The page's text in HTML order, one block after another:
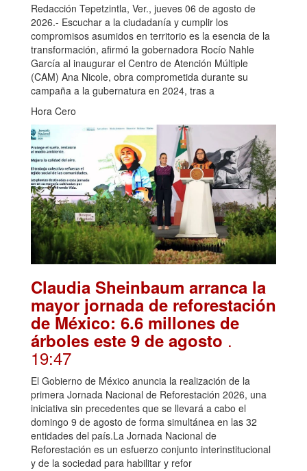
Redacción Tepetzintla, Ver., jueves 06 de agosto de
2026.- Escuchar a la ciudadanía y cumplir los
compromisos asumidos en territorio es la esencia de la
transformación, afirmó la gobernadora Rocío Nahle
García al inaugurar el Centro de Atención Múltiple
(CAM) Ana Nicole, obra comprometida durante su
campaña a la gubernatura en 2024, tras a
Hora Cero
Claudia Sheinbaum arranca la
mayor jornada de reforestación
de México: 6.6 millones de
árboles este 9 de agosto .
19:47
El Gobierno de México anuncia la realización de la
primera Jornada Nacional de Reforestación 2026, una
iniciativa sin precedentes que se llevará a cabo el
domingo 9 de agosto de forma simultánea en las 32
entidades del país.La Jornada Nacional de
Reforestación es un esfuerzo conjunto interinstitucional
y de la sociedad para habilitar y refor